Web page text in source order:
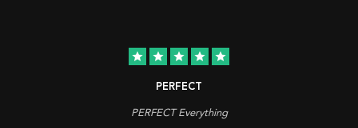
star star star star star
PERFECT
PERFECT Everything